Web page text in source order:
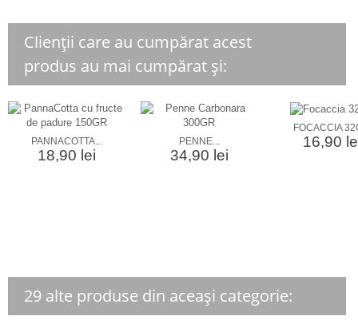
Clienții care au cumpărat acest
produs au mai cumpărat și:
PANNACOTTA...
18,90 lei
PENNE...
34,90 lei
FOCACCIA
16,90
29 alte produse din aceași categorie: